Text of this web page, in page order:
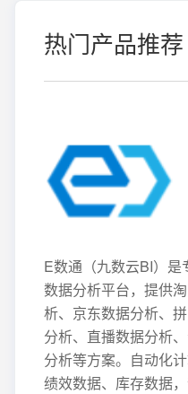
热门产品推荐
E数通（九数云BI）
数据分析平台，提供
析、京东数据分析、
分析、直播数据分析
分析等方案。自动化
绩效数据、库存数据